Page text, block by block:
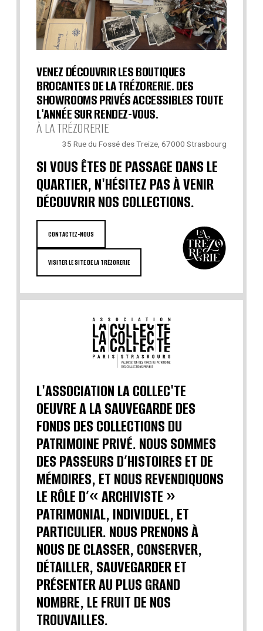
VENEZ DÉCOUVRIR LES BOUTIQUES
BROCANTES DE LA TRÉZORERIE. DES
SHOWROOMS PRIVÉS ACCESSIBLES TOUTE
L'ANNÉE SUR RENDEZ-VOUS.
À LA TRÉZORERIE
35 Rue du Fossé des Treize, 67000 Strasbourg
SI VOUS ÊTES DE PASSAGE DANS LE
QUARTIER, N'HÉSITEZ PAS À VENIR
DÉCOUVRIR NOS COLLECTIONS.
CONTACTEZ-NOUS
VISITER LE SITE DE LA TRÉZORERIE
L'ASSOCIATION LA COLLEC'TE
OEUVRE A LA SAUVEGARDE DES
FONDS DES COLLECTIONS DU
PATRIMOINE PRIVÉ. NOUS SOMMES
DES PASSEURS D’HISTOIRES ET DE
MÉMOIRES, ET NOUS REVENDIQUONS
LE RÔLE D’« ARCHIVISTE »
PATRIMONIAL, INDIVIDUEL, ET
PARTICULIER. NOUS PRENONS À
NOUS DE CLASSER, CONSERVER,
DÉTAILLER, SAUVEGARDER ET
PRÉSENTER AU PLUS GRAND
NOMBRE, LE FRUIT DE NOS
TROUVAILLES.